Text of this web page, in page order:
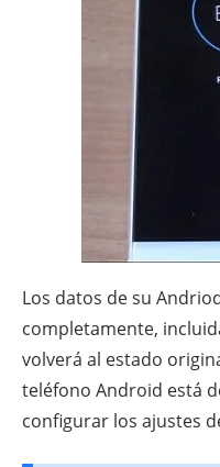
Los datos de su
completamente,
volverá al estado
teléfono Android está
configurar los ajustes